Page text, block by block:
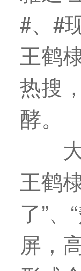
#、#
王鹤
热搜
酵。
王鹤
了”、
屏，